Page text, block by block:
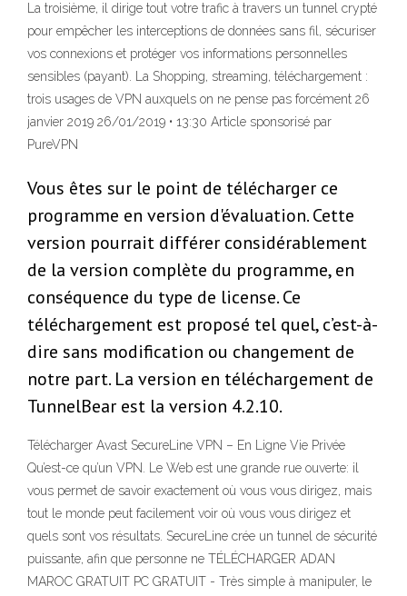
La troisième, il dirige tout votre trafic à travers un tunnel crypté
pour empêcher les interceptions de données sans fil, sécuriser
vos connexions et protéger vos informations personnelles
sensibles (payant). La Shopping, streaming, téléchargement :
trois usages de VPN auxquels on ne pense pas forcément 26
janvier 2019 26/01/2019 • 13:30 Article sponsorisé par
PureVPN
Vous êtes sur le point de télécharger ce
programme en version d'évaluation. Cette
version pourrait différer considérablement
de la version complète du programme, en
conséquence du type de license. Ce
téléchargement est proposé tel quel, c’est-à-
dire sans modification ou changement de
notre part. La version en téléchargement de
TunnelBear est la version 4.2.10.
Télécharger Avast SecureLine VPN – En Ligne Vie Privée
Qu’est-ce qu’un VPN. Le Web est une grande rue ouverte: il
vous permet de savoir exactement où vous vous dirigez, mais
tout le monde peut facilement voir où vous vous dirigez et
quels sont vos résultats. SecureLine crée un tunnel de sécurité
puissante, afin que personne ne TÉLÉCHARGER ADAN
MAROC GRATUIT PC GRATUIT - Très simple à manipuler, le